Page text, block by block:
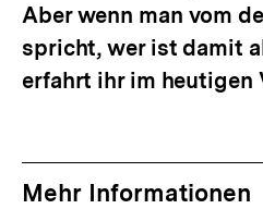
Aber wenn man vom
spricht, wer ist damit
erfahrt ihr im heutigen
Mehr Informationen